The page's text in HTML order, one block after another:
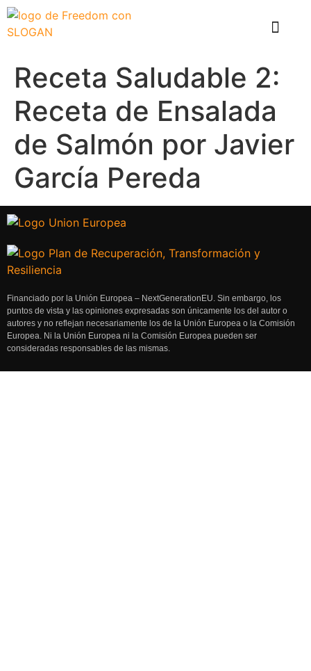
Receta Saludable 2:
Receta de Ensalada
de Salmón por Javier
García Pereda
Financiado por la Unión Europea – NextGenerationEU. Sin embargo, los
puntos de vista y las opiniones expresadas son únicamente los del autor o
autores y no reflejan necesariamente los de la Unión Europea o la Comisión
Europea. Ni la Unión Europea ni la Comisión Europea pueden ser
consideradas responsables de las mismas.